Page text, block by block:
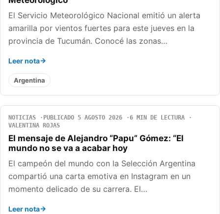
El Servicio Meteorológico Nacional emitió un alerta
amarilla por vientos fuertes para este jueves en la
provincia de Tucumán. Conocé las zonas…
Leer nota
Argentina
NOTICIAS PUBLICADO 5 AGOSTO 2026
6 MIN DE LECTURA
VALENTINA ROJAS
El mensaje de Alejandro “Papu” Gómez: “El
mundo no se va a acabar hoy
El campeón del mundo con la Selección Argentina
compartió una carta emotiva en Instagram en un
momento delicado de su carrera. El…
Leer nota